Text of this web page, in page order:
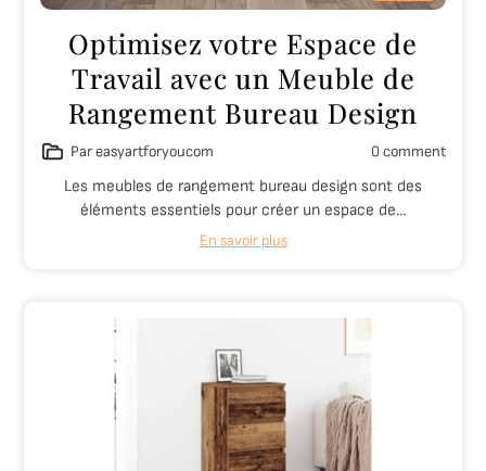
Optimisez votre Espace de
Travail avec un Meuble de
Rangement Bureau Design
Par easyartforyoucom 0 comment
Les meubles de rangement bureau design sont des
éléments essentiels pour créer un espace de…
En savoir plus